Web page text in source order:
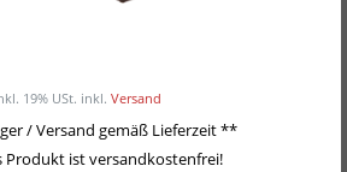
19% USt. inkl. Versand
/ Versand gemäß Lieferzeit **
Produkt ist versandkostenfrei!